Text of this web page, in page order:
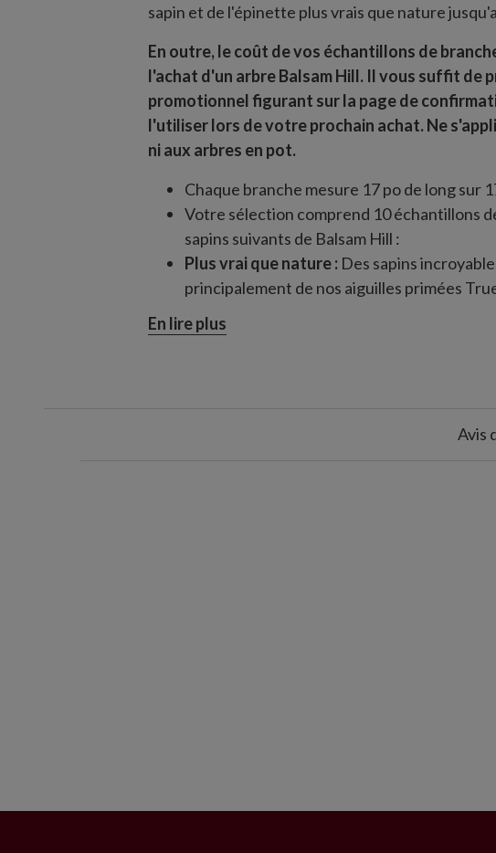
sapin et de l'épinette plus vrais que nature
En outre, le coût de vos échantillons de
l'achat d'un arbre Balsam Hill. Il vous suffit de
promotionnel figurant sur la page de
l'utiliser lors de votre prochain achat. Ne
ni aux arbres en pot.
Chaque branche mesure 17 po de long sur
Votre sélection comprend 10 échantillons
sapins suivants de Balsam Hill :
Plus vrai que nature : Des sapins
principalement de nos aiguilles primées
Sapins baumier
En lire plus
Avis